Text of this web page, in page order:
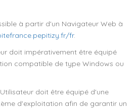
à partir d'un Navigateur Web à
fr.
doit impérativement être équipé
compatible de type Windows ou
doit être équipé d'une
d'exploitation afin de garantir un